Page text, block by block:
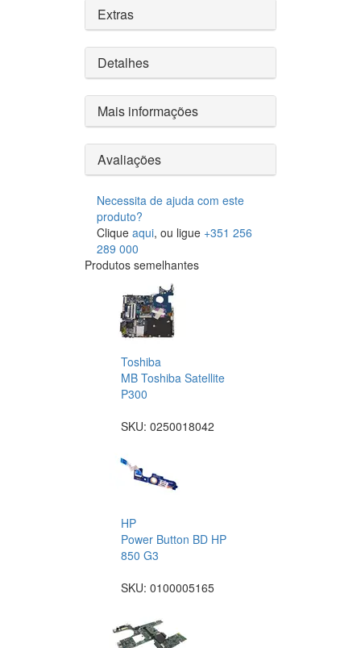
Extras
Detalhes
Mais informações
Avaliações
Necessita de ajuda com este
produto?
Clique aqui, ou ligue +351 256
289 000
Produtos semelhantes
Toshiba
MB Toshiba Satellite
P300
SKU: 0250018042
HP
Power Button BD HP
850 G3
SKU: 0100005165